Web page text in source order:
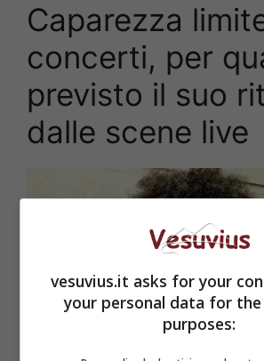
Caparezza
concerti, per
previsto il suo
dalle scene live
vesuvius.it asks for your
your personal data for
purposes: